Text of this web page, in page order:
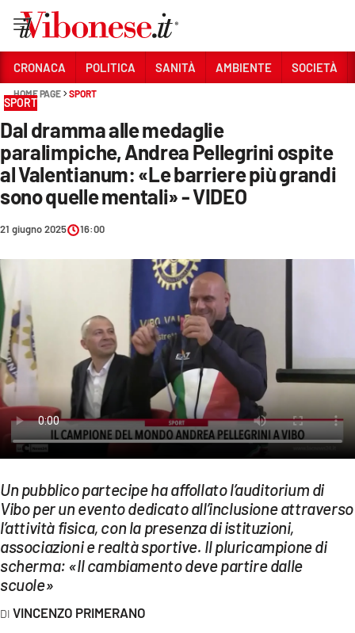
Sezioni
CRONACA
POLITICA
SANITÀ
AMBIENTE
SOCIETÀ
ECONOMIA E LAVORO
EVENTI
SPORT
Streaming
LAC NETWORK
LAC ONAIR
LaC
CRONACA POLITICA SANITÀ AMBIENTE SOCIETÀ
HOME PAGE SPORT
SPORT
Dal dramma alle medaglie
paralimpiche, Andrea Pellegrini ospite
al Valentianum: «Le barriere più grandi
sono quelle mentali» - VIDEO
21 giugno 2025 16:00
Un pubblico partecipe ha affollato l’auditorium di
Vibo per un evento dedicato all’inclusione attraverso
l’attività fisica, con la presenza di istituzioni,
associazioni e realtà sportive. Il pluricampione di
scherma: «Il cambiamento deve partire dalle
scuole»
VINCENZO PRIMERANO